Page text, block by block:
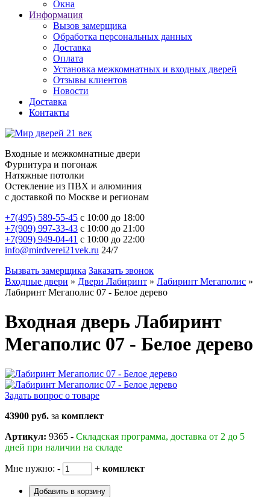
Окна
Информация
Вызов замерщика
Обработка персональных данных
Доставка
Оплата
Установка межкомнатных и входных дверей
Отзывы клиентов
Новости
Доставка
Контакты
Входные и межкомнатные двери
Фурнитура и погонаж
Натяжные потолки
Остекление из ПВХ и алюминия
с доставкой по Москве и регионам
+7(495) 589-55-45 с 10:00 до 18:00
+7(909) 997-33-43 с 10:00 до 21:00
+7(909) 949-04-41 с 10:00 до 22:00
info@mirdverei21vek.ru 24/7
Вызвать замерщика Заказать звонок
Входные двери » Двери Лабиринт » Лабиринт Мегаполис »
Лабиринт Мегаполис 07 - Белое дерево
Входная дверь Лабиринт
Мегаполис 07 - Белое дерево
Задать вопрос о товаре
43900 руб. за комплект
Артикул: 9365 - Складская программа, доставка от 2 до 5
дней при наличии на складе
Мне нужно: - + комплект
Добавить в корзину